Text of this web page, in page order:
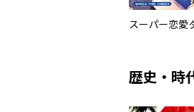
歴史・時